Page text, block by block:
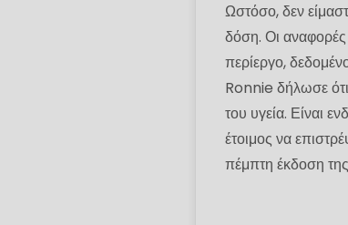
Ωστόσο, δεν
δόση. Οι αναφορές
περίεργο,
Ronnie δήλωσε
του υγεία. Είναι
έτοιμος να
πέμπτη έκδοση